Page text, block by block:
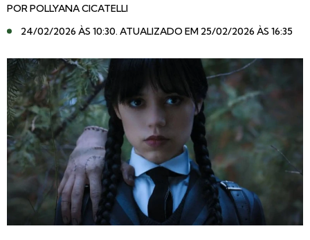
PORPOLLYANA CICATELLI
24/02/2026 ÀS 10:30. ATUALIZADO EM 25/02/2026 ÀS 16:35